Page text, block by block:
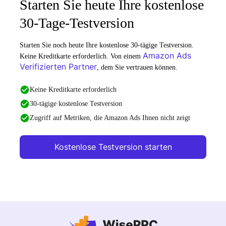
Starten Sie heute Ihre kostenlose
30-Tage-Testversion
Starten Sie noch heute Ihre kostenlose 30-tägige Testversion.
Keine Kreditkarte erforderlich. Von einem Amazon Ads
Verifizierten Partner, dem Sie vertrauen können.
Keine Kreditkarte erforderlich
30-tägige kostenlose Testversion
Zugriff auf Metriken, die Amazon Ads Ihnen nicht zeigt
Kostenlose Testversion starten